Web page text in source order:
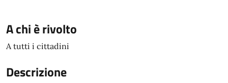
A chi è rivolto
A tutti i cittadini
Descrizione